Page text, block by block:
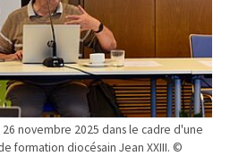
novembre 2025 dans le cadre d'une
formation diocésain Jean XXIII. ©